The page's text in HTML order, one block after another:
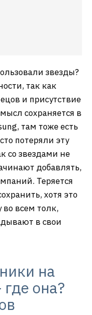
звезды?
так как
и присутствие
сохраняется в
там тоже есть
потеряли эту
со звездами не
добавлять,
Теряется
хотя это
всем толк,
в свои
на
она?